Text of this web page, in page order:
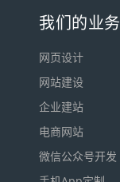
我们的业务
网页设计
网站建设
企业建站
电商网站
微信公众号开发